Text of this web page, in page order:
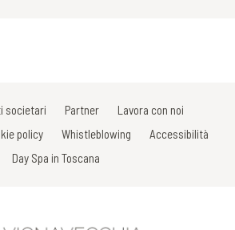
societari Partner
Lavora con noi
policy Whistleblowing
Accessibilità
Day Spa in Toscana